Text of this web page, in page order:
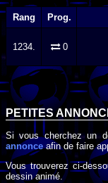
Rang Prog.
1234. 0
PETITES
Si vous cherchez un
annonceafin de faire
Vous trouverez ci-
dessin animé.